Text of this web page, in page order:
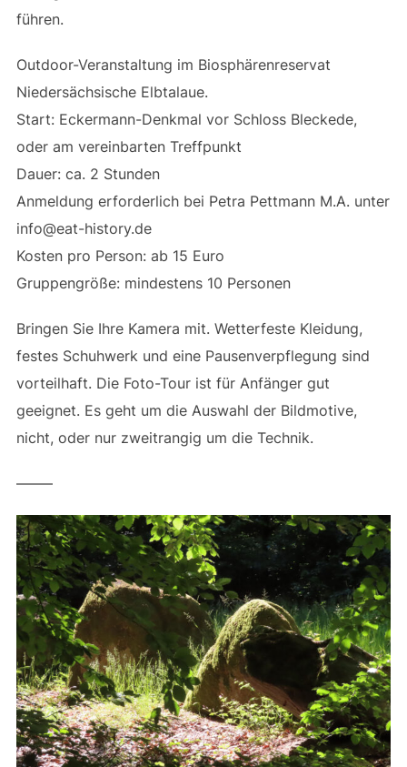
führen.
Outdoor-Veranstaltung im Biosphärenreservat
Niedersächsische Elbtalaue.
Start: Eckermann-Denkmal vor Schloss Bleckede,
oder am vereinbarten Treffpunkt
Dauer: ca. 2 Stunden
Anmeldung erforderlich bei Petra Pettmann M.A. unter
info@eat-history.de
Kosten pro Person: ab 15 Euro
Gruppengröße: mindestens 10 Personen
Bringen Sie Ihre Kamera mit. Wetterfeste Kleidung,
festes Schuhwerk und eine Pausenverpflegung sind
vorteilhaft. Die Foto-Tour ist für Anfänger gut
geeignet. Es geht um die Auswahl der Bildmotive,
nicht, oder nur zweitrangig um die Technik.
——–